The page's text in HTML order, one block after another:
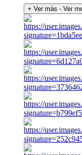
+ Ver más - Ver